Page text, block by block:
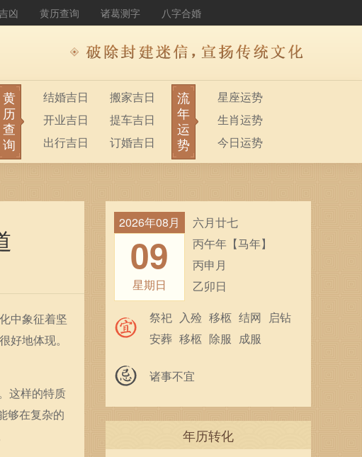
凶 黄历查询 诸葛测字 八字合婚
黄
历
查
询
结婚吉日
搬家吉日
开业吉日
提车吉日
出行吉日
订婚吉日
流
年
运
势
星座运势
生肖运势
今日运势
中象征着坚
地体现。
这样的特质
够在复杂的
2026年08月
09
星期日
六月廿七
丙午年【马年】
丙申月
乙卯日
祭祀 入殓 移柩 结网 启钻
安葬 移柩 除服 成服
诸事不宜
年历转化